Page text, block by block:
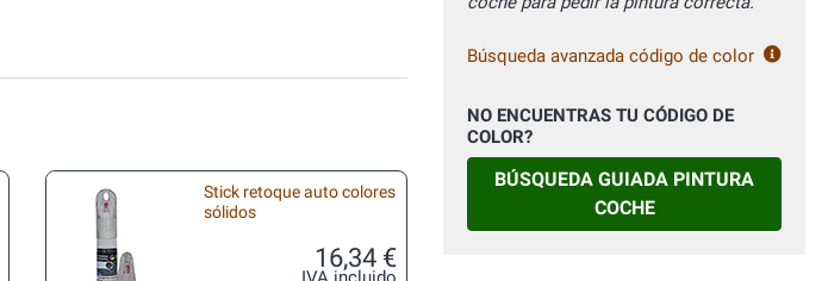
Stick retoque auto colores
sólidos
16,34 €
Búsqueda avanzada código de color
NO ENCUENTRAS TU CÓDIGO DE
COLOR?
BÚSQUEDA GUIADA PINTURA
COCHE